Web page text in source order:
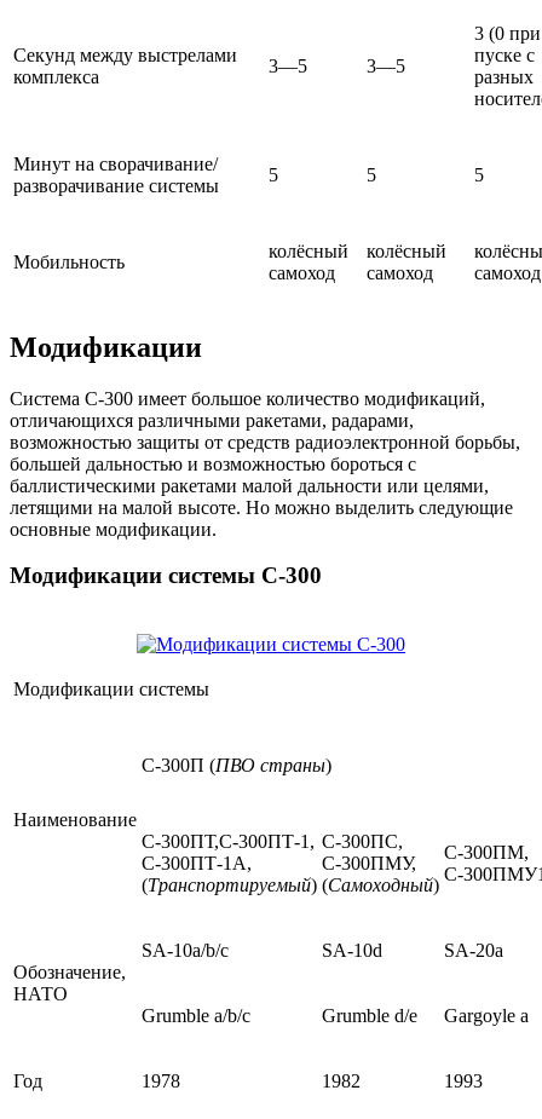
Секунд между выстрелами
комплекса
3—5 3—5
3 (0 при
пуске с
разных
Минут на сворачивание/
разворачивание системы
5 5 5
Мобильность
колёсный
самоход
колёсный
самоход
самоход
Модификации
Система С-300 имеет большое количество модификаций,
отличающихся различными ракетами, радарами,
возможностью защиты от средств радиоэлектронной борьбы,
большей дальностью и возможностью бороться с
баллистическими ракетами малой дальности или целями,
летящими на малой высоте. Но можно выделить следующие
основные модификации.
Модификации системы С-300
Модификации системы
Наименование
С-300П (ПВО страны)
С-300ПТ,С-300ПТ-1,
С-300ПТ-1А,
(Транспортируемый)
С-300ПС,
С-300ПМУ,
(Самоходный)
С-300ПМ,
С-
Обозначение,
НАТО
SA-10a/b/c SA-10d SA-20a
Grumble a/b/c Grumble d/e Gargoyle a
Год 1978 1982 1993